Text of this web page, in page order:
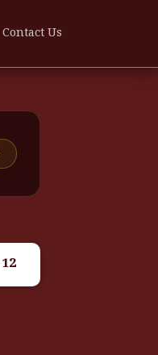
Contact Us
12